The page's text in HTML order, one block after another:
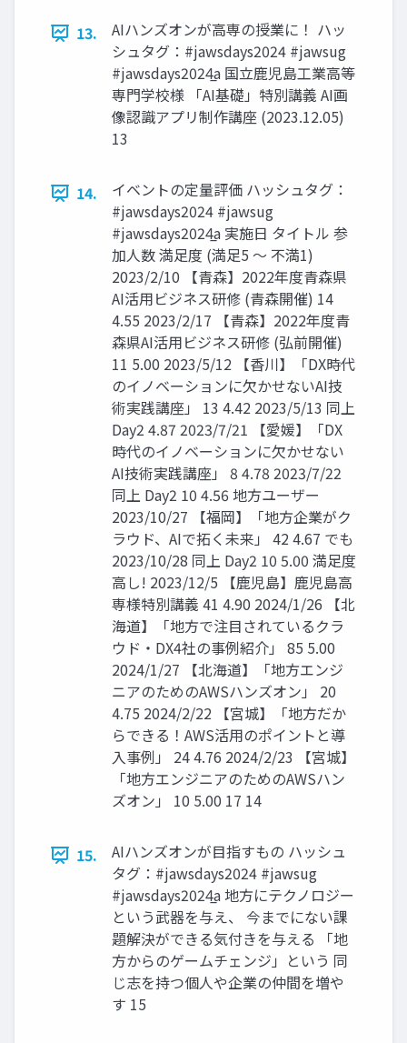
13.
AIハンズオンが高専の授業に！ ハッ
シュタグ：#jawsdays2024 #jawsug
#jawsdays2024̲a 国立鹿児島工業高等
専門学校様 「AI基礎」特別講義 AI画
像認識アプリ制作講座 (2023.12.05)
13
14.
イベントの定量評価 ハッシュタグ：
#jawsdays2024 #jawsug
#jawsdays2024̲a 実施日 タイトル 参
加人数 満足度 (満足5 〜 不満1)
2023/2/10 【青森】2022年度青森県
AI活用ビジネス研修 (青森開催) 14
4.55 2023/2/17 【青森】2022年度青
森県AI活用ビジネス研修 (弘前開催)
11 5.00 2023/5/12 【香川】「DX時代
のイノベーションに欠かせないAI技
術実践講座」 13 4.42 2023/5/13 同上
Day2 4.87 2023/7/21 【愛媛】「DX
時代のイノベーションに欠かせない
AI技術実践講座」 8 4.78 2023/7/22
同上 Day2 10 4.56 地方ユーザー
2023/10/27 【福岡】「地方企業がク
ラウド、AIで拓く未来」 42 4.67 でも
2023/10/28 同上 Day2 10 5.00 満足度
高し! 2023/12/5 【鹿児島】鹿児島高
専様特別講義 41 4.90 2024/1/26 【北
海道】「地方で注目されているクラ
ウド・DX4社の事例紹介」 85 5.00
2024/1/27 【北海道】「地方エンジ
ニアのためのAWSハンズオン」 20
4.75 2024/2/22 【宮城】「地方だか
らできる！AWS活用のポイントと導
入事例」 24 4.76 2024/2/23 【宮城】
「地方エンジニアのためのAWSハン
ズオン」 10 5.00 17 14
15.
AIハンズオンが目指すもの ハッシュ
タグ：#jawsdays2024 #jawsug
#jawsdays2024̲a 地方にテクノロジー
という武器を与え、 今までにない課
題解決ができる気付きを与える 「地
方からのゲームチェンジ」という 同
じ志を持つ個人や企業の仲間を増や
す 15